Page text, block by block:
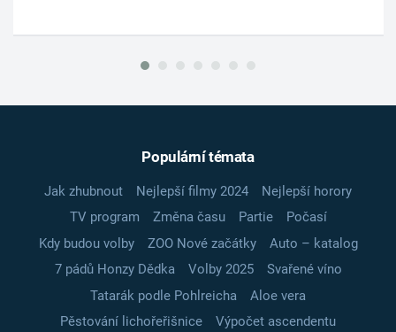
Populární témata
Jak zhubnout Nejlepší filmy 2024
Nejlepší horory
TV program
Změna času Partie
Počasí
Kdy budou volby
ZOO Nové začátky
Auto – katalog
7 pádů Honzy Dědka
Volby 2025
Svařené víno
Tatarák podle Pohlreicha
Aloe vera
Pěstování lichořeřišnice
Výpočet ascendentu